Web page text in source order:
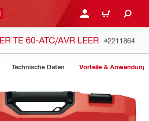
ANMELDEN ODER
WARENKORB
TE 60-ATC/AVR LEER #2211864
Technische Daten Vorteile &